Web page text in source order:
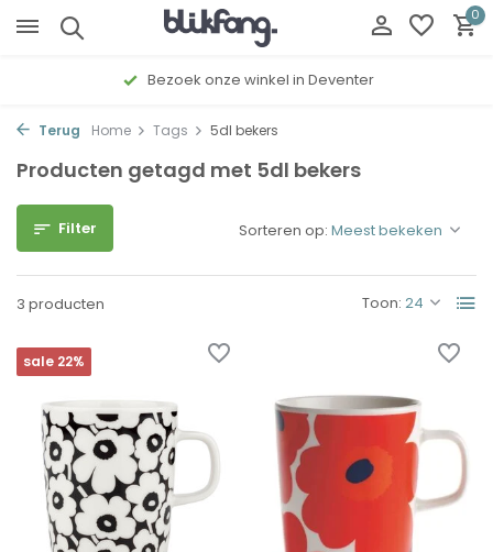
0
Bezoek onze winkel in Deventer
Terug Home Tags 5dl bekers
Producten getagd met 5dl bekers
Filter
3 producten Toon:
Sorteren op:
sale 22%